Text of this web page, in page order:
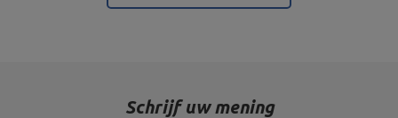
20 kg
MS-L110 2.0
Schrijf uw mening